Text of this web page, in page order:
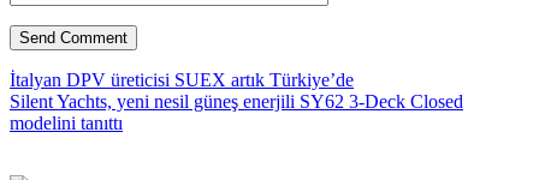
İtalyan DPV üreticisi SUEX artık Türkiye’de
Silent Yachts, yeni nesil güneş enerjili SY62 3-Deck Closed
modelini tanıttı